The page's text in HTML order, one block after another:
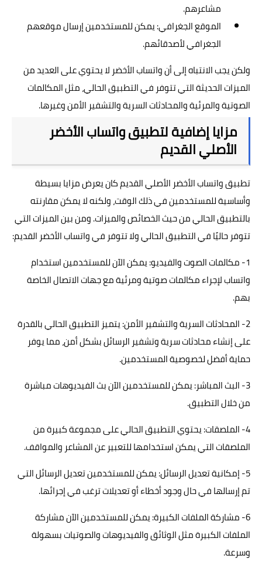
مشاعرهم.
الموقع الجغرافي: يمكن للمستخدمين إرسال موقعهم
الجغرافي لأصدقائهم.
ولكن يجب الانتباه إلى أن واتساب الأخضر لا يحتوي على العديد من
الميزات الحديثةالتي تتوفر في التطبيق الحالي، مثل المكالمات
الصوتية والمرئية والمحادثات السرية والتشفير الأمن وغيرها.
مزايا إضافية لتطبيق واتساب الأخضر
الأصلي القديم
تطبيق واتساب الأخضر الأصلي القديم كان يعرض مزايا بسيطة
وأساسية للمستخدمين في ذلك الوقت، ولكنه لا يمكن مقارنته
بالتطبيق الحالي من حيث الخصائص والميزات. ومن بين الميزات التي
تتوفر حاليًا في التطبيق الحالي ولا تتوفر فيواتساب الأخضر القديم:
1- مكالمات الصوت والفيديو: يمكن الآن للمستخدمين استخدام
واتساب لإجراء مكالمات صوتية ومرئية مع جهات الاتصال الخاصة
بهم.
2- المحادثات السرية والتشفير الأمن: يتميز التطبيق الحالي بالقدرة
على إنشاء محادثات سرية وتشفير الرسائل بشكل أمن، مما يوفر
حماية أفضل لخصوصية المستخدمين.
3- البث المباشر: يمكن للمستخدمين الآن بث الفيديوهات مباشرة
من خلال التطبيق.
4- الملصقات: يحتوي التطبيق الحالي على مجموعة كبيرة من
الملصقات التي يمكن استخدامها للتعبير عن المشاعر والمواقف.
5- إمكانية تعديل الرسائل: يمكن للمستخدمين تعديل الرسائل التي
تم إرسالها في حال وجود أخطاء أو تعديلات ترغب في إجرائها.
6- مشاركة الملفات الكبيرة: يمكن للمستخدمين الآن مشاركة
الملفات الكبيرة مثل الوثائق والفيديوهات والصوتيات بسهولة
وسرعة.